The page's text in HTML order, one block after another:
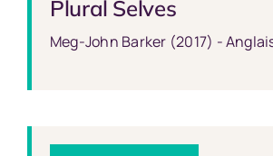
Plural Selves
Meg-John Barker (2017) -